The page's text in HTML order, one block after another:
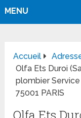
MENU
Accueil
Olfa Ets Duroi
plombier
75001 PARIS